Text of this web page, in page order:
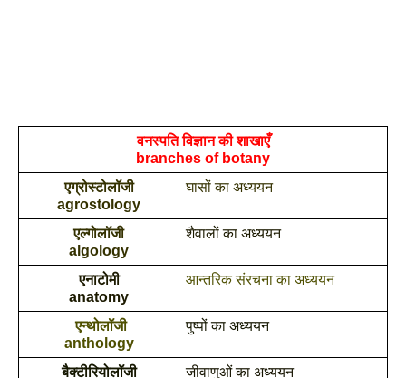
वनस्पति विज्ञान की शाखाएँ
branches of botany
एग्रोस्टोलॉजी
agrostology
घासों का अध्ययन
एल्गोलॉजी
algology
शैवालों का अध्ययन
एनाटोमी
anatomy
आन्तरिक संरचना का अध्ययन
एन्थोलॉजी
anthology
पुष्पों का अध्ययन
बैक्टीरियोलॉजी
जीवाणुओं का अध्ययन